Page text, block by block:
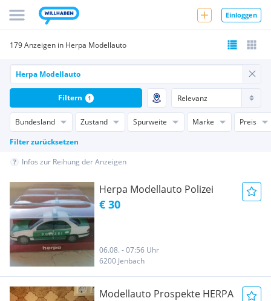
Einloggen
179 Anzeigen in Herpa Modellauto
Bundesland Zustand Spurweite Marke
Preis
Filter zurücksetzen
Filtern 1
Infos zur Reihung der Anzeigen
Herpa Modellauto Polizei
€ 30
06.08. - 07:56 Uhr
6200 Jenbach
Modellauto Prospekte HERPA